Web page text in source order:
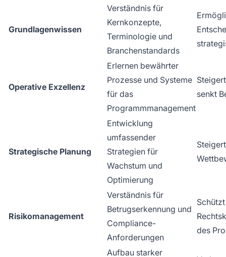
Grundlagenwissen
Verständnis für
Kernkonzepte,
Terminologie und
Branchenstandards
Operative Exzellenz
Erlernen bewährter
Prozesse und Systeme
für das
Programmmanagement
senkt
Strategische Planung
Entwicklung
umfassender
Strategien für
Wachstum und
Optimierung
Risikomanagement
Verständnis für
Betrugserkennung und
Compliance-
Anforderungen
des
Aufbau starker